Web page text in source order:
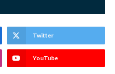
Twitter
YouTube